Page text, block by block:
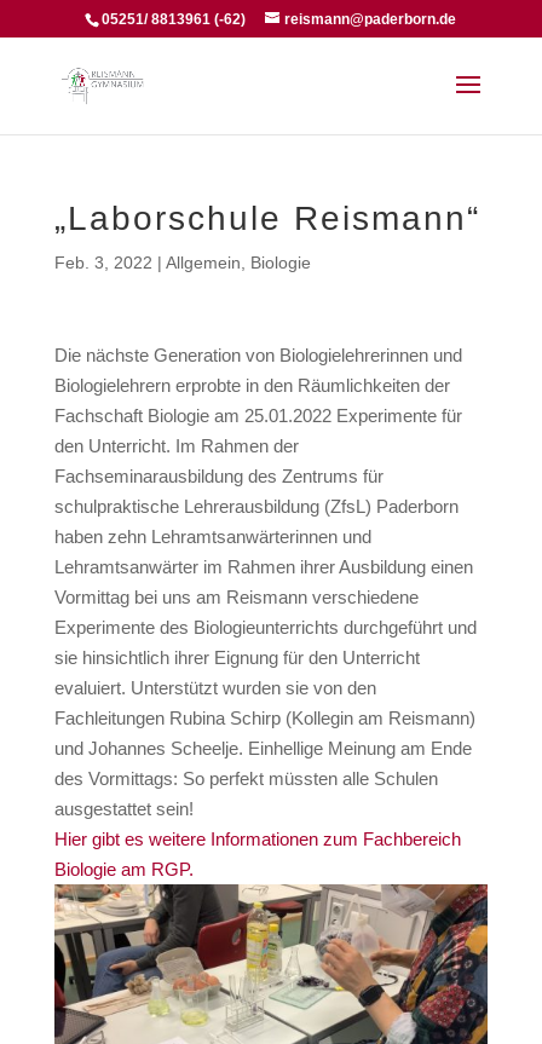
05251/ 8813961 (-62) reismann@paderborn.de
„Laborschule Reismann“
Feb. 3, 2022 | Allgemein Biologie
Die nächste Generation von Biologielehrerinnen und
Biologielehrern erprobte in den Räumlichkeiten der
Fachschaft Biologie am 25.01.2022 Experimente für
den Unterricht. Im Rahmen der
Fachseminarausbildung des Zentrums für
schulpraktische Lehrerausbildung (ZfsL) Paderborn
haben zehn Lehramtsanwärterinnen und
Lehramtsanwärter im Rahmen ihrer Ausbildung einen
Vormittag bei uns am Reismann verschiedene
Experimente des Biologieunterrichts durchgeführt und
sie hinsichtlich ihrer Eignung für den Unterricht
evaluiert. Unterstützt wurden sie von den
Fachleitungen Rubina Schirp (Kollegin am Reismann)
und Johannes Scheelje. Einhellige Meinung am Ende
des Vormittags: So perfekt müssten alle Schulen
ausgestattet sein!
Hier gibt es weitere Informationen zum Fachbereich
Biologie am RGP.